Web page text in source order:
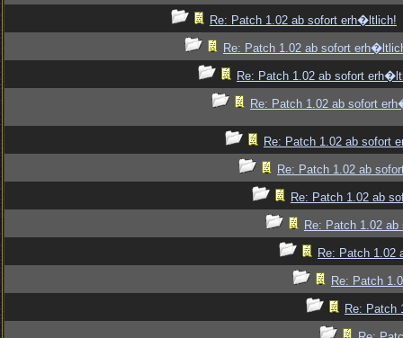
Re: Patch 1.02 ab sofort erh�ltlich!
Re: Patch 1.02 ab sofort
Re: Patch 1.02 ab sofort
Re: Patch 1.02 ab sofort
Re: Patch 1.02 ab sofort
Re: Patch 1.02 ab
Re: Patch 1.02 ab
Re: Patch 1.02
Re: Patch
Re: Patch
Re: Patch